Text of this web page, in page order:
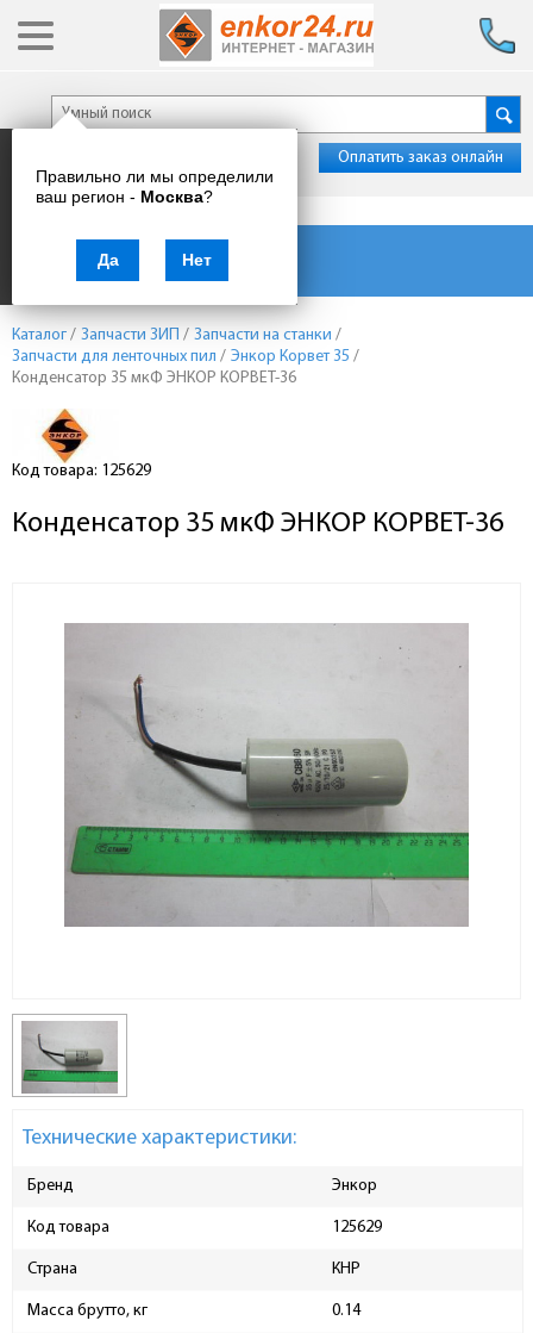
Правильно ли мы определили
ваш регион - Москва?
Да Нет
Оплатить заказ онлайн
Каталог товаров
Каталог / Запчасти ЗИП / Запчасти на станки /
Запчасти для ленточных пил / Энкор Корвет 35 /
Конденсатор 35 мкФ ЭНКОР КОРВЕТ-36
Код товара: 125629
Конденсатор 35 мкФ ЭНКОР КОРВЕТ-36
Технические характеристики:
Бренд Энкор
Код товара 125629
Страна КНР
Масса брутто, кг 0.14